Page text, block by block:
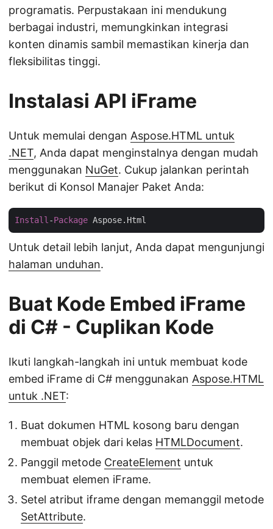
programatis. Perpustakaan ini mendukung
berbagai industri, memungkinkan integrasi
konten dinamis sambil memastikan kinerja dan
fleksibilitas tinggi.
Instalasi API iFrame
Untuk memulai dengan Aspose.HTML untuk
.NET, Anda dapat menginstalnya dengan mudah
menggunakan NuGet. Cukup jalankan perintah
berikut di Konsol Manajer Paket Anda:
Install -Package
Untuk detail lebih lanjut, Anda dapat mengunjungi
halaman unduhan.
Buat Kode Embed iFrame
di C# - Cuplikan Kode
Ikuti langkah-langkah ini untuk membuat kode
embed iFrame di C# menggunakan Aspose.HTML
untuk .NET:
Buat dokumen HTML kosong baru dengan
membuat objek dari kelas HTMLDocument.
Panggil metode CreateElement untuk
membuat elemen iFrame.
Setel atribut iframe dengan memanggil metode
SetAttribute.